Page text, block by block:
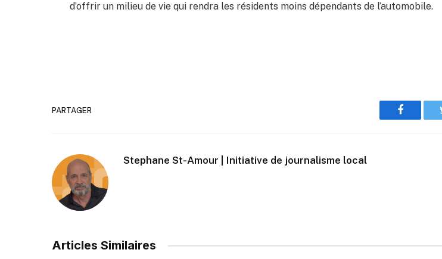
d’offrir un milieu de vie qui rendra les résidents moins dépendants de l’automobile.
PARTAGER
Facebook
Stephane St-Amour | Initiative de journalisme local
Articles Similaires